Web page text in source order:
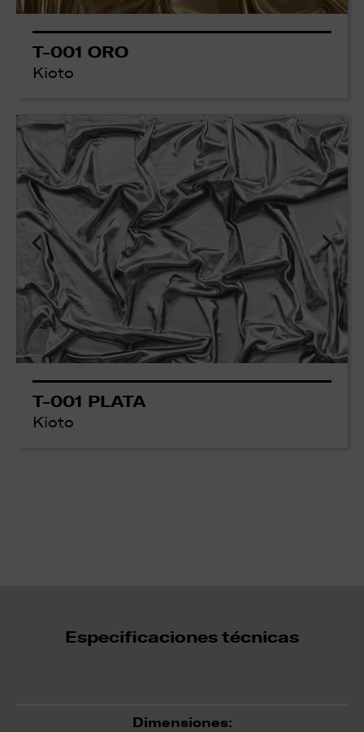
T-001 ORO
Kioto
T-001 PLATA
Kioto
Especificaciones técnicas
Dimensiones: